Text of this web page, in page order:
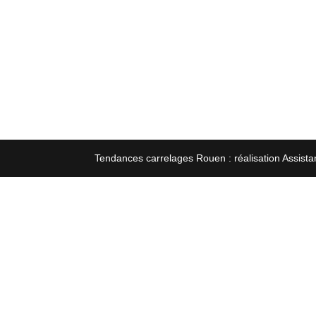
Tendances carrelages Rouen : réalisation